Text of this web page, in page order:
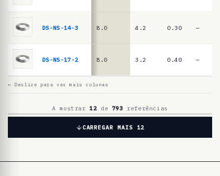
a
N
0
3
D
DS-NS-14-3 8.0 4.2 0.30 —
DS-NS-17-2 8.0 3.2 0.40 —
← Deslize para ver mais colunas
A mostrar12de 793 referências
CARREGAR MAIS 12